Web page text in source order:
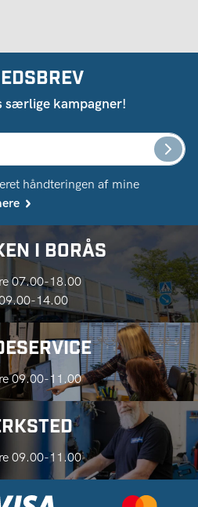
særlige kampagner!
håndteringen af ​​mine
I BORÅS
07.00-18.00
14.00
09.00-11.00
09.00-11.00